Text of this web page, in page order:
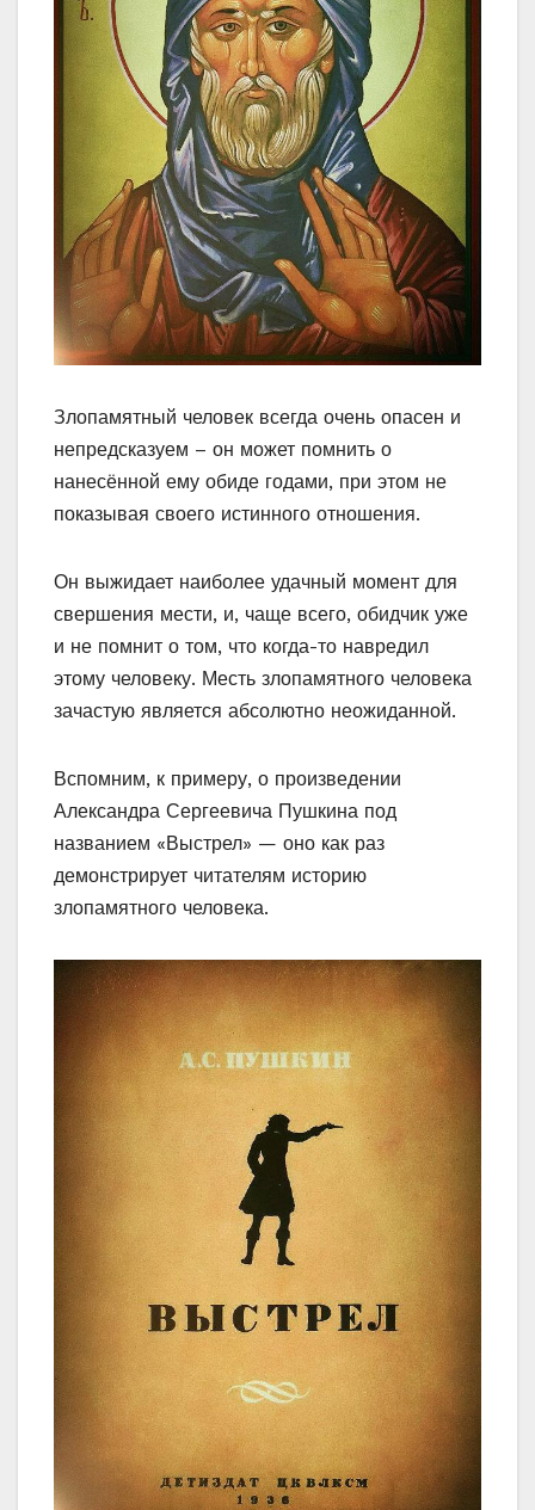
Злопамятный человек всегда очень опасен и
непредсказуем – он может помнить о
нанесённой ему обиде годами, при этом не
показывая своего истинного отношения.
Он выжидает наиболее удачный момент для
свершения мести, и, чаще всего, обидчик уже
и не помнит о том, что когда-то навредил
этому человеку. Месть злопамятного человека
зачастую является абсолютно неожиданной.
Вспомним, к примеру, о произведении
Александра Сергеевича Пушкина под
названием «Выстрел» — оно как раз
демонстрирует читателям историю
злопамятного человека.